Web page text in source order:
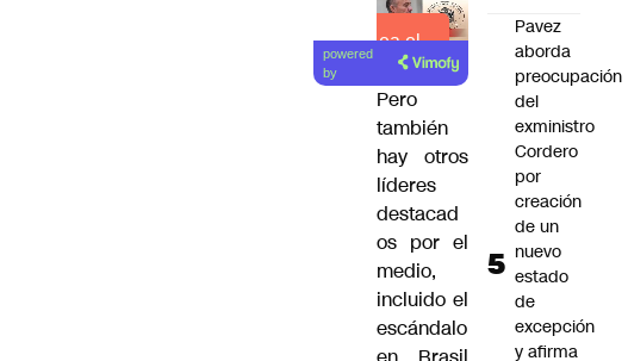
Lea el
artículo
powered
by
Pero
también
hay otros
líderes
destacad
os por el
medio,
incluido el
escándalo
Pavez
aborda
preocupación
del
exministro
Cordero
por
creación
de un
nuevo
estado
de
excepción
y afirma